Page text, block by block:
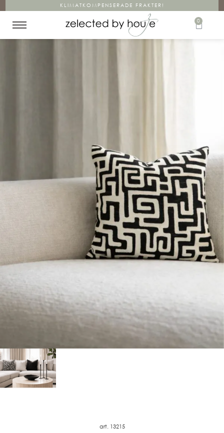
KLIMATKOMPENSERADE FRAKTER!
0
art. 13215